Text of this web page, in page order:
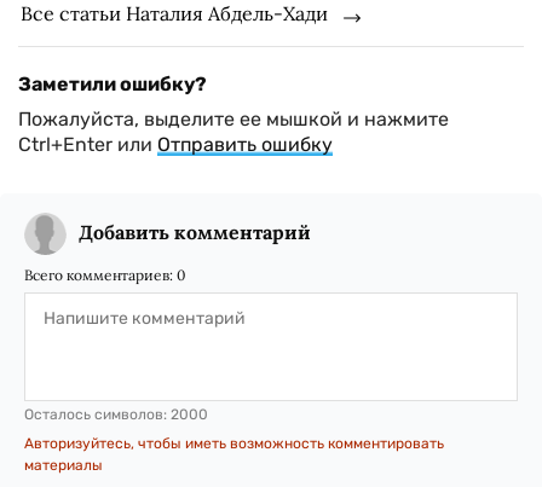
Все статьи Наталия Абдель-Хади
Заметили ошибку?
Пожалуйста, выделите ее мышкой и нажмите
Ctrl+Enter или Отправить ошибку
Добавить комментарий
Всего комментариев: 0
Осталось символов: 2000
Авторизуйтесь, чтобы иметь возможность комментировать
материалы